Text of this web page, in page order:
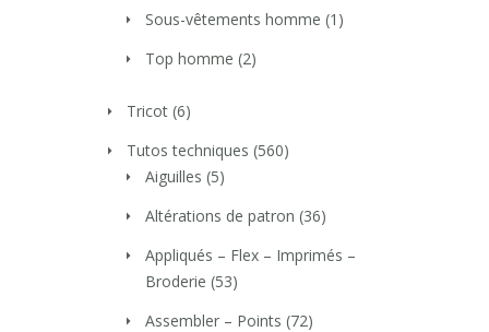
Sous-vêtements homme (1)
Top homme (2)
Tricot (6)
Tutos techniques (560)
Aiguilles (5)
Altérations de patron (36)
Appliqués – Flex – Imprimés –
Broderie (53)
Assembler – Points (72)